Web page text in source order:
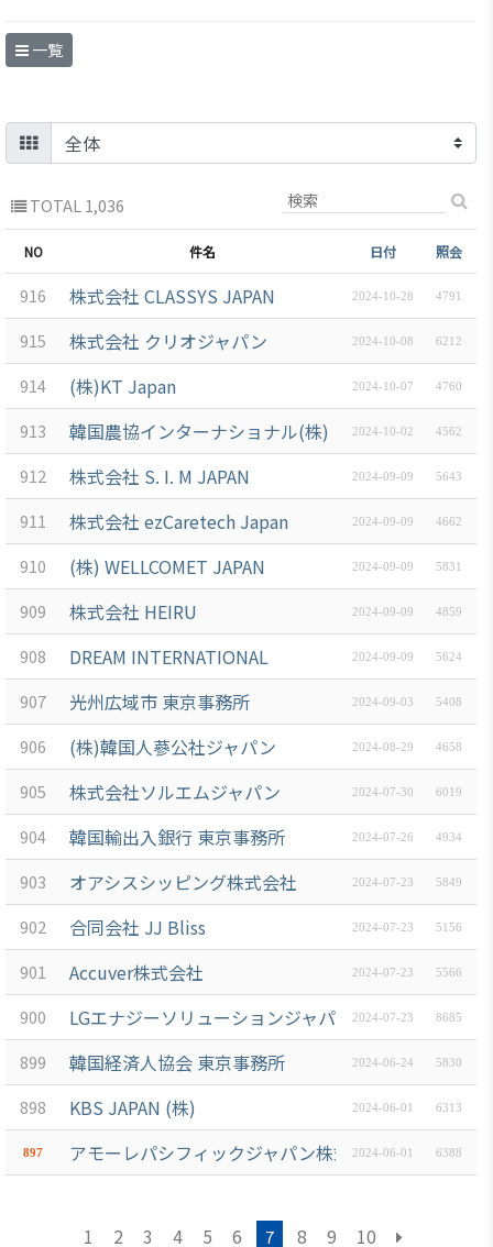
協会
支部
ブアク
セシ
ビリ
ティ方
針
合わせ
ビュ
稿
利情報
関連機
サイト
マップ
一覧
TOTAL 1,036
NO 件名 日付 照会
916 株式会社 CLASSYS JAPAN 2024-10-28 4791
915 株式会社 クリオジャパン 2024-10-08 6212
914 (株)KT Japan 2024-10-07 4760
913 韓国農協インターナショナル(株) 2024-10-02 4562
912 株式会社 S. I. M JAPAN 2024-09-09 5643
911 株式会社 ezCaretech Japan 2024-09-09 4662
910 (株) WELLCOMET JAPAN 2024-09-09 5831
909 株式会社 HEIRU 2024-09-09 4859
908 DREAM INTERNATIONAL 2024-09-09 5624
907 光州広域市 東京事務所 2024-09-03 5408
906 (株)韓国人蔘公社ジャパン 2024-08-29 4658
905 株式会社ソルエムジャパン 2024-07-30 6019
904 韓国輸出入銀行 東京事務所 2024-07-26 4934
903 オアシスシッピング株式会社 2024-07-23 5849
902 合同会社 JJ Bliss 2024-07-23 5156
901 Accuver株式会社 2024-07-23 5566
900 LGエナジーソリューションジャパン株式会社
2024-07-23 8685
899 韓国経済人協会 東京事務所 2024-06-24 5830
898 KBS JAPAN (株) 2024-06-01 6313
897 アモーレパシフィックジャパン株式会社
2024-06-01 6388
1 2 3 4 5 6 7 8 9 10